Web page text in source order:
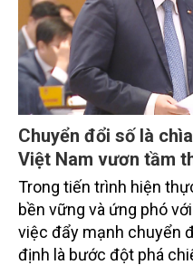
Chuyển đổi số là
Việt Nam vươn tầm
Trong tiến trình hiện
bền vững và ứng phó
việc đẩy mạnh chuyển
định là bước đột phá